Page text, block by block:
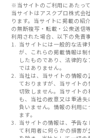
※当サイトのご利用にあたって
当サイトはアスクプロ株式会
ります。当サイトに掲載の紹
の無断複写・転載・公衆送信
利用された場合、以下の免責
当サイトには一般的な法
が、これらの掲載情報は
したものであり、法律的
ではありません。
当社は、当サイトの情報
ておりますが、当サイト
切致しません。当サイト
も、当社の故意又は重過
負いません。情報の利用
ます。
当サイトの情報は、予告
て利用者に何らかの損害